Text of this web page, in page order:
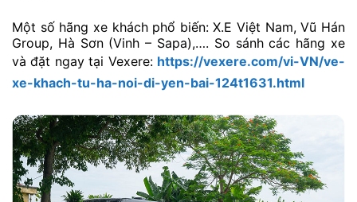
Một số hãng xe khách phổ biến: X.E Việt Nam, Vũ Hán
Group, Hà Sơn (Vinh – Sapa),…. So sánh các hãng xe
và đặt ngay tại Vexere: https://vexere.com/vi-VN/ve-
xe-khach-tu-ha-noi-di-yen-bai-124t1631.html